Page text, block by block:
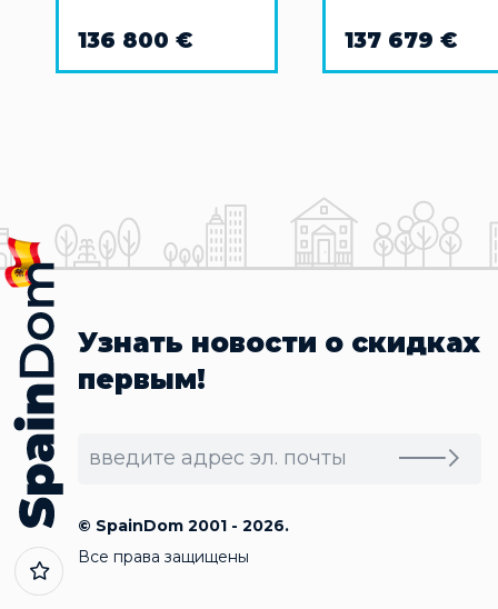
136 800 € 137 679 €
Узнать новости о скидках
первым!
© SpainDom 2001 - 2026.
Все права защищены